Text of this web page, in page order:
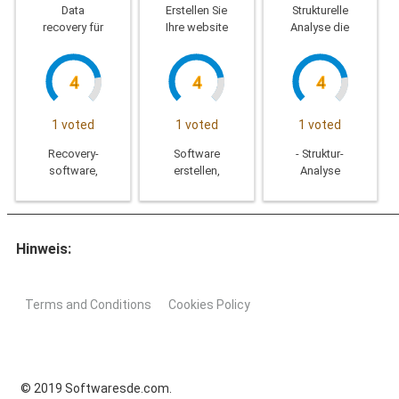
iOS-Gerät
und Daten-
mounten
von ISO-
das virtuelle
Laufwerk.
Data
recovery für
4
1 voted
Recovery-
software,
Daten wie
Fotos,
einfach und
Erstellen Sie
Ihre website
4
1 voted
Software
erstellen,
erstellen Sie
sehr schön
Strukturelle
Analyse die
4
1 voted
- Struktur-
Analyse
Zwecke und
Hinweis:
Terms and Conditions Cookies Policy
© 2019 Softwaresde.com.